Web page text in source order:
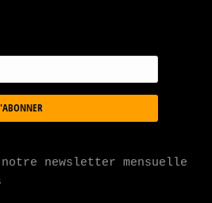
newsletter mensuelle